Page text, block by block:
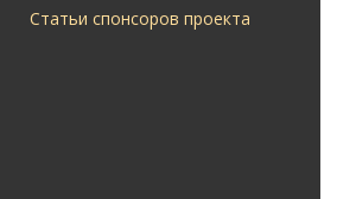
Статьи спонсоров проекта